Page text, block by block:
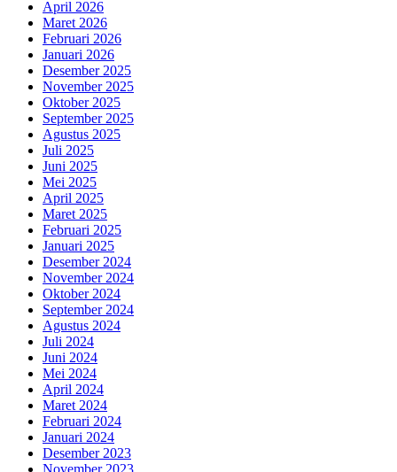
April 2026
Maret 2026
Februari 2026
Januari 2026
Desember 2025
November 2025
Oktober 2025
September 2025
Agustus 2025
Juli 2025
Juni 2025
Mei 2025
April 2025
Maret 2025
Februari 2025
Januari 2025
Desember 2024
November 2024
Oktober 2024
September 2024
Agustus 2024
Juli 2024
Juni 2024
Mei 2024
April 2024
Maret 2024
Februari 2024
Januari 2024
Desember 2023
November 2023